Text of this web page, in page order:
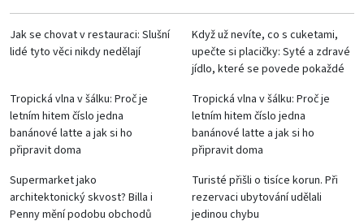
Jak se chovat v restauraci: Slušní
lidé tyto věci nikdy nedělají
Když už nevíte, co s cuketami,
upečte si placičky: Syté a zdravé
jídlo, které se povede pokaždé
Tropická vlna v šálku: Proč je
letním hitem číslo jedna
banánové latte a jak si ho
připravit doma
Tropická vlna v šálku: Proč je
letním hitem číslo jedna
banánové latte a jak si ho
připravit doma
Supermarket jako
architektonický skvost? Billa i
Penny mění podobu obchodů
Turisté přišli o tisíce korun. Při
rezervaci ubytování udělali
jedinou chybu